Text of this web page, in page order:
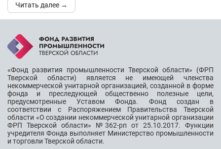
Читать далее →
«Фонд развития промышленности Тверской области» (ФРП
Тверской области) является не имеющей членства
некоммерческой унитарной организацией, созданной в форме
фонда и преследующей общественно полезные цели,
предусмотренные Уставом Фонда. Фонд создан в
соответствии с Распоряжением Правительства Тверской
области «О создании некоммерческой унитарной организации
ФРП Тверской области» №362-рп от 25.10.2017. Функции
учредителя Фонда выполняет Министерство промышленности
и торговли Тверской области.